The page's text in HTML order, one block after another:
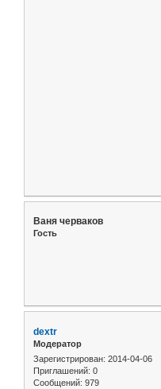
Ваня черваков
Гость
dextr
Модератор
Зарегистрирован: 2014-04-06
Приглашений: 0
Сообщений: 979